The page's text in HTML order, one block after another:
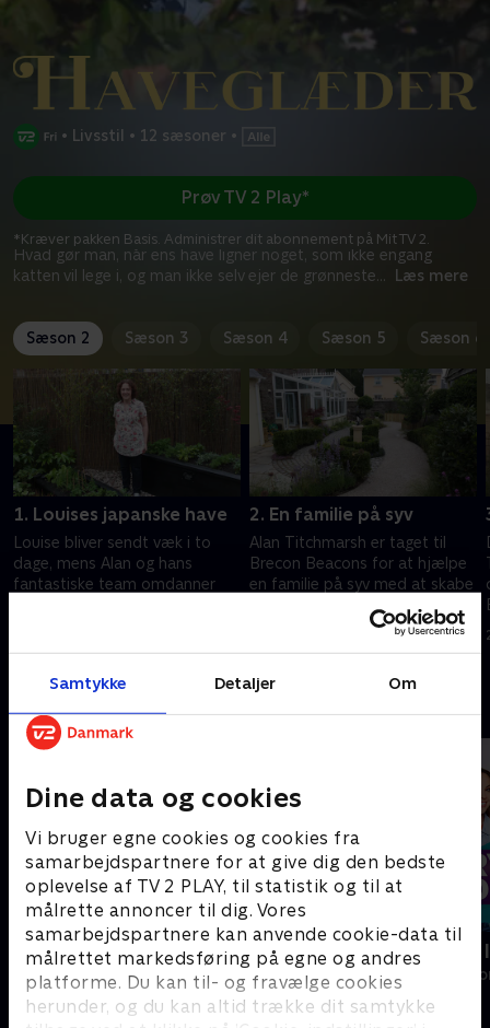
Samtykke Detaljer Om
Dine data og cookies
Vi bruger egne cookies og cookies fra
samarbejdspartnere for at give dig den bedste
oplevelse af TV 2 PLAY, til statistik og til at
målrette annoncer til dig. Vores
samarbejdspartnere kan anvende cookie-data til
målrettet markedsføring på egne og andres
platforme. Du kan til- og fravælge cookies
herunder, og du kan altid trække dit samtykke
• Livsstil • 12 sæsoner •
Hvad gør man, når ens have ligner noget, som ikke engang
katten vil lege i, og man ikke selv ejer de grønneste... Læs mere
Prøv TV 2 Play*
*Kræver pakken Basis. Administrer dit abonnement på Mit TV 2.
Sæson 2 Sæson 3 Sæson 4 Sæson 5 Sæson 6
1. Louises japanske have
Louise bliver sendt væk i to
dage, mens Alan og hans
fantastiske team omdanner
2. En familie på syv
Alan Titchmarsh er taget til
Brecon Beacons for at hjælpe
en familie på syv med at skabe
28. januar 2014 • 45 min
Andre så også
Franske drømmeslotte
Livsstil • 6 sæsoner
Ryd op i dit
Livsstil • 6